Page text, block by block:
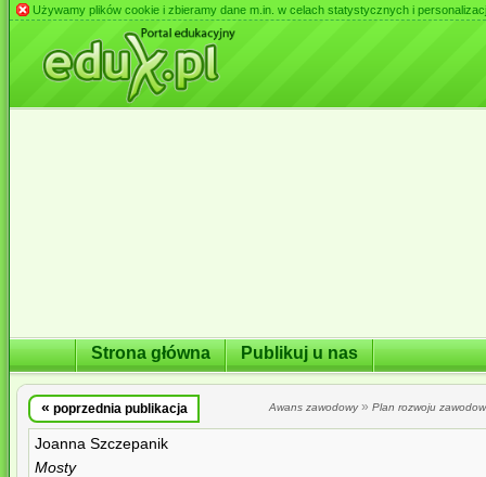
Używamy plików cookie i zbieramy dane m.in. w celach statystycznych i
Strona główna Publikuj u nas
« poprzednia publikacja Awans zawodowy» Plan rozwoju
Joanna Szczepanik
Mosty